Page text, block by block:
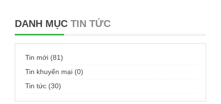
DANH MỤC TIN TỨC
Tin mới (81)
Tin khuyến mại (0)
Tin tức (30)